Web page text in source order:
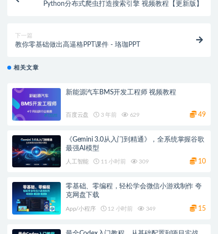
Python分布式爬虫打造搜索引擎 视频教程【更新版】
下一篇
教你零基础做出高逼格PPT课件 - 珞珈PPT
相关文章
新能源汽车BMS开发工程师 视频教程
百度云盘 3 年前 629 49
《Gemini 3.0从入门到精通》，全系统掌握谷歌
最强AI模型
人工智能 11 小时前 309 10
零基础、零编程，轻松学会微信小游戏制作 夸
克网盘下载
App/小程序 12 小时前 349 15